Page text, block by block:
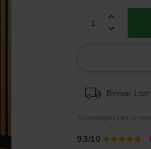
Binnen 1 tot
Toevoegen om te
9.3/10